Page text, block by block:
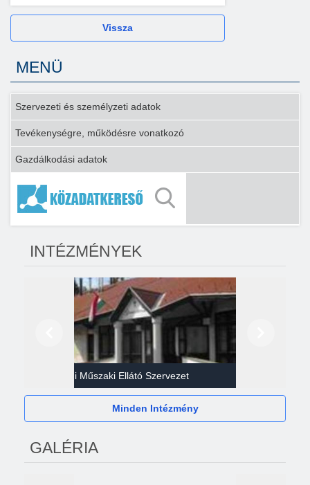
Vissza
MENÜ
Szervezeti és személyzeti adatok
Tevékenységre, működésre vonatkozó
Gazdálkodási adatok
INTÉZMÉNYEK
Gazdasági Műszaki Ellátó Szervezet
Minden Intézmény
GALÉRIA